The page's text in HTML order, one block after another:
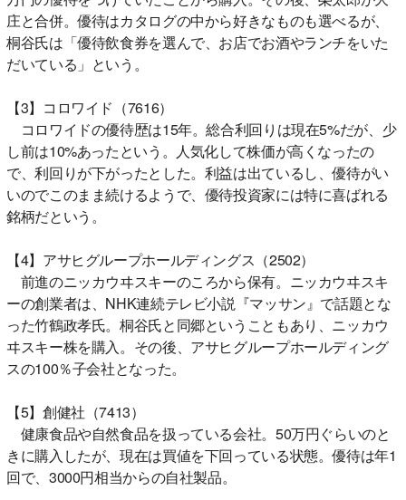
庄と合併。優待はカタログの中から好きなものも選べるが、
桐谷氏は「優待飲食券を選んで、お店でお酒やランチをいた
だいている」という。
【3】コロワイド（7616）
コロワイドの優待歴は15年。総合利回りは現在5%だが、少
し前は10%あったという。人気化して株価が高くなったの
で、利回りが下がったとした。利益は出ているし、優待がい
いのでこのまま続けるようで、優待投資家には特に喜ばれる
銘柄だという。
【4】アサヒグループホールディングス（2502）
前進のニッカウヰスキーのころから保有。ニッカウヰスキ
ーの創業者は、NHK連続テレビ小説『マッサン』で話題とな
った竹鶴政孝氏。桐谷氏と同郷ということもあり、ニッカウ
ヰスキー株を購入。その後、アサヒグループホールディング
スの100％子会社となった。
【5】創健社（7413）
健康食品や自然食品を扱っている会社。50万円ぐらいのと
きに購入したが、現在は買値を下回っている状態。優待は年1
回で、3000円相当からの自社製品。